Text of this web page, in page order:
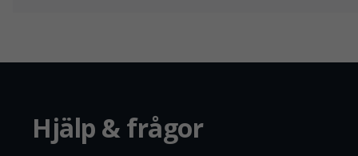
Hjälp & frågor